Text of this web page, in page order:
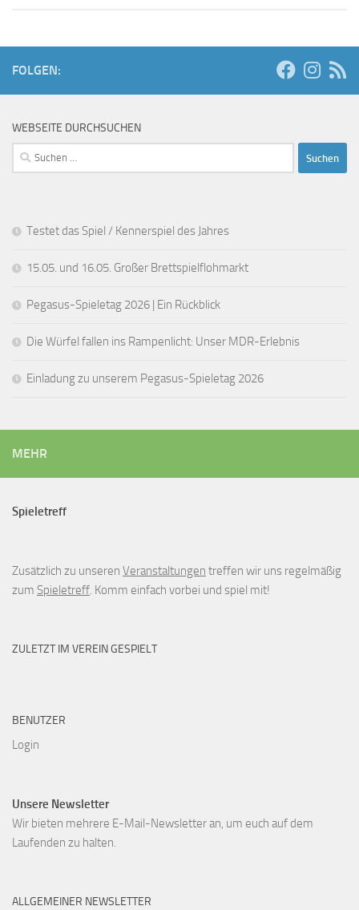
FOLGEN:
WEBSEITE DURCHSUCHEN
Suchen
nach:
Testet das Spiel / Kennerspiel des Jahres
15.05. und 16.05. Großer Brettspielflohmarkt
Pegasus-Spieletag 2026 | Ein Rückblick
Die Würfel fallen ins Rampenlicht: Unser MDR-Erlebnis
Einladung zu unserem Pegasus-Spieletag 2026
MEHR
Spieletreff
Zusätzlich zu unseren Veranstaltungen treffen wir uns regelmäßig
zum Spieletreff. Komm einfach vorbei und spiel mit!
ZULETZT IM VEREIN GESPIELT
BENUTZER
Login
Unsere Newsletter
Wir bieten mehrere E-Mail-Newsletter an, um euch auf dem
Laufenden zu halten.
ALLGEMEINER NEWSLETTER